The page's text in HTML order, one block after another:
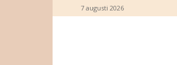
7 augusti 2026